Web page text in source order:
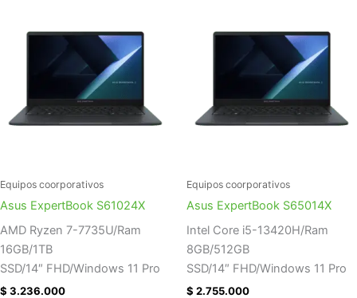
Equipos coorporativos
Asus ExpertBook S61024X
AMD Ryzen 7-7735U/Ram
16GB/1TB
SSD/14″ FHD/Windows 11 Pro
$ 3.236.000
Equipos coorporativos
Asus ExpertBook S65014X
Intel Core i5-13420H/Ram
8GB/512GB
SSD/14″ FHD/Windows 11 Pro
$ 2.755.000